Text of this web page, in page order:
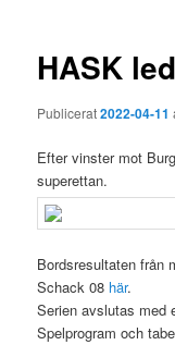
HASK
Publicerat2022-04-11
Efter vinster mot
superettan.
Bordsresultaten från
Schack 08 här.
Serien avslutas med
Spelprogram och